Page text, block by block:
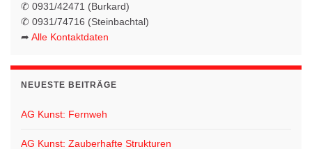
✆ 0931/42471 (Burkard)
✆ 0931/74716 (Steinbachtal)
➦ Alle Kontaktdaten
NEUESTE BEITRÄGE
AG Kunst: Fernweh
AG Kunst: Zauberhafte Strukturen